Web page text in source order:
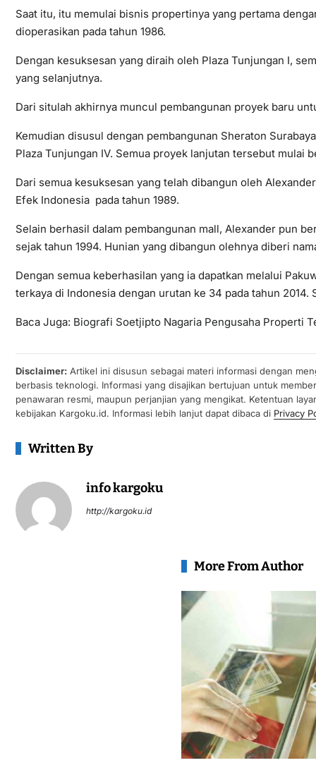
Saat itu, itu memulai bisnis propertinya yang pertama
dioperasikan pada tahun 1986.
Dengan kesuksesan yang diraih oleh Plaza Tunjungan I,
yang selanjutnya.
Dari situlah akhirnya muncul pembangunan proyek baru
Kemudian disusul dengan pembangunan Sheraton
Plaza Tunjungan IV. Semua proyek lanjutan tersebut mulai
Dari semua kesuksesan yang telah dibangun oleh
Efek Indonesia pada tahun 1989.
Selain berhasil dalam pembangunan mall, Alexander pun
sejak tahun 1994. Hunian yang dibangun olehnya diberi
Dengan semua keberhasilan yang ia dapatkan melalui
terkaya di Indonesia dengan urutan ke 34 pada tahun 2014.
Baca Juga: Biografi Soetjipto Nagaria Pengusaha Properti
Disclaimer:Artikel ini disusun sebagai materi informasi dengan
berbasis teknologi. Informasi yang disajikan bertujuan untuk
penawaran resmi, maupun perjanjian yang mengikat. Ketentuan
kebijakan Kargoku.id. Informasi lebih lanjut dapat dibaca di Privacy
Written By
info kargoku
http://kargoku.id
More From Author